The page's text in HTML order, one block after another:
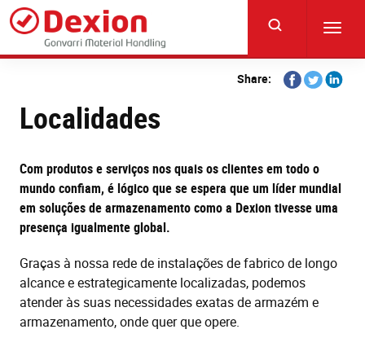
Skip
main
content
Share:
Share
on
Share
on
Share
Localidades
Com produtos e serviços nos quais os clientes em todo o
mundo confiam, é lógico que se espera que um líder mundial
em soluções de armazenamento como a Dexion tivesse uma
presença igualmente global.
Graças à nossa rede de instalações de fabrico de longo
alcance e estrategicamente localizadas, podemos
atender às suas necessidades exatas de armazém e
armazenamento, onde quer que opere.